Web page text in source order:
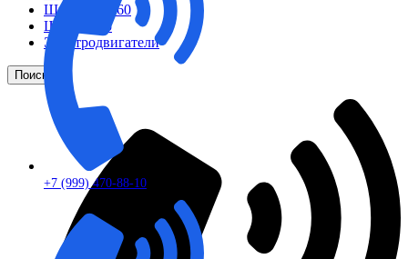
Шкода 6S-160
Шкода-275
Электродвигатели
Поиск
+7 (999) 470-88-10